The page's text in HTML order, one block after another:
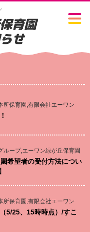
育園
せ
所保育園,有限会社エーワン
ループ,エーワン緑が丘保育園
希望者の受付方法につい
所保育園,有限会社エーワン
5/25、15時時点）/すこ